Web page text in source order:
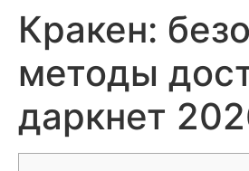
Кракен:
методы
даркнет